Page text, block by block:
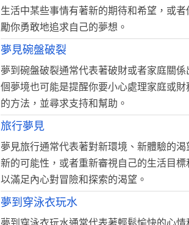
生活中某些事情有著新的期待和希望，或
勵你勇敢地追求自己的夢想。
夢見碗盤破裂
夢到碗盤破裂通常代表著破財或者家庭關
個夢境也可能是提醒你要小心處理家庭或
的方法，並尋求支持和幫助。
旅行夢見
夢見旅行通常代表著對新環境、新體驗的
新的可能性，或者重新審視自己的生活目
以滿足內心對冒險和探索的渴望。
夢到穿泳衣玩水
夢到穿泳衣玩水通常代表著輕鬆愉快的心